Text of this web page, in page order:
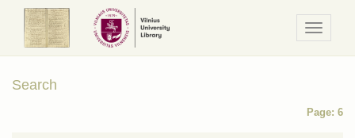
/
Meniu
Search
Page: 6